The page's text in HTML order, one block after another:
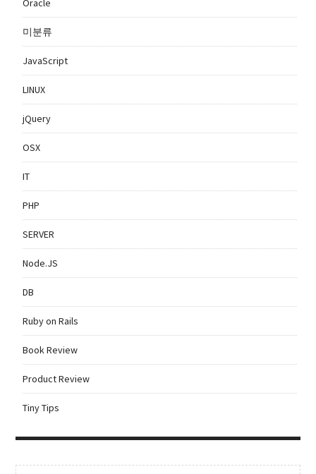
Oracle
미분류
JavaScript
LINUX
jQuery
OSX
IT
PHP
SERVER
Node.JS
DB
Ruby on Rails
Book Review
Product Review
Tiny Tips